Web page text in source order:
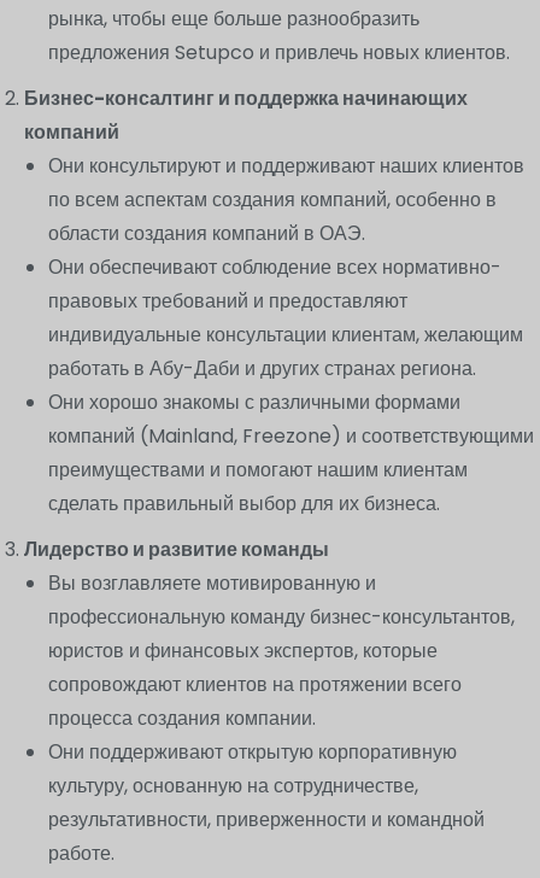
рынка, чтобы еще больше разнообразить
предложения Setupco и привлечь новых клиентов.
Бизнес-консалтинг и поддержка начинающих
компаний
Они консультируют и поддерживают наших клиентов
по всем аспектам создания компаний, особенно в
области создания компаний в ОАЭ.
Они обеспечивают соблюдение всех нормативно-
правовых требований и предоставляют
индивидуальные консультации клиентам, желающим
работать в Абу-Даби и других странах региона.
Они хорошо знакомы с различными формами
компаний (Mainland, Freezone) и соответствующими
преимуществами и помогают нашим клиентам
сделать правильный выбор для их бизнеса.
Лидерство и развитие команды
Вы возглавляете мотивированную и
профессиональную команду бизнес-консультантов,
юристов и финансовых экспертов, которые
сопровождают клиентов на протяжении всего
процесса создания компании.
Они поддерживают открытую корпоративную
культуру, основанную на сотрудничестве,
результативности, приверженности и командной
работе.